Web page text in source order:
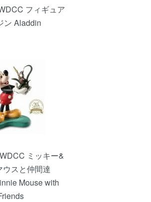
フィギュア
ン Aladdin
ミッキー&
ウスと仲間達
Mouse with